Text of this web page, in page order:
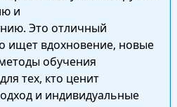
и
Это отличный
ищет вдохновение, новые
обучения
тех, кто ценит
и индивидуальные